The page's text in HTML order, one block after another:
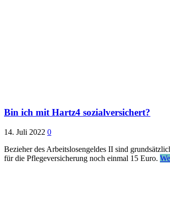
Bin ich mit Hartz4 sozialversichert?
14. Juli 2022 0
Bezieher des Arbeitslosengeldes II sind
für die Pflegeversicherung noch einmal 15 Euro.